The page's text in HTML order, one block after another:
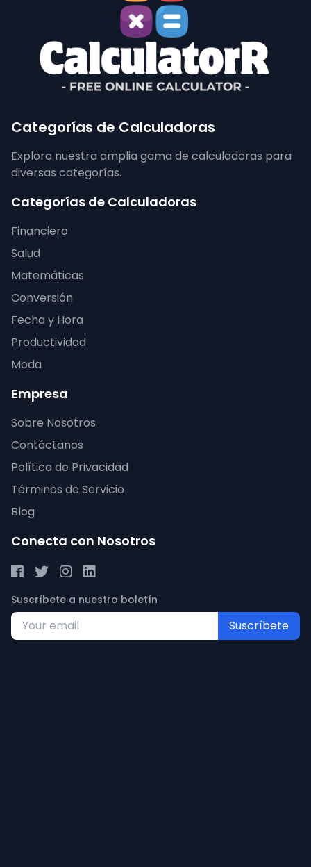
Categorías de Calculadoras
Explora nuestra amplia gama de calculadoras para
diversas categorías.
Categorías de Calculadoras
Financiero
Salud
Matemáticas
Conversión
Fecha y Hora
Productividad
Moda
Empresa
Sobre Nosotros
Contáctanos
Política de Privacidad
Términos de Servicio
Blog
Conecta con Nosotros
Suscríbete a nuestro boletín
Suscríbete